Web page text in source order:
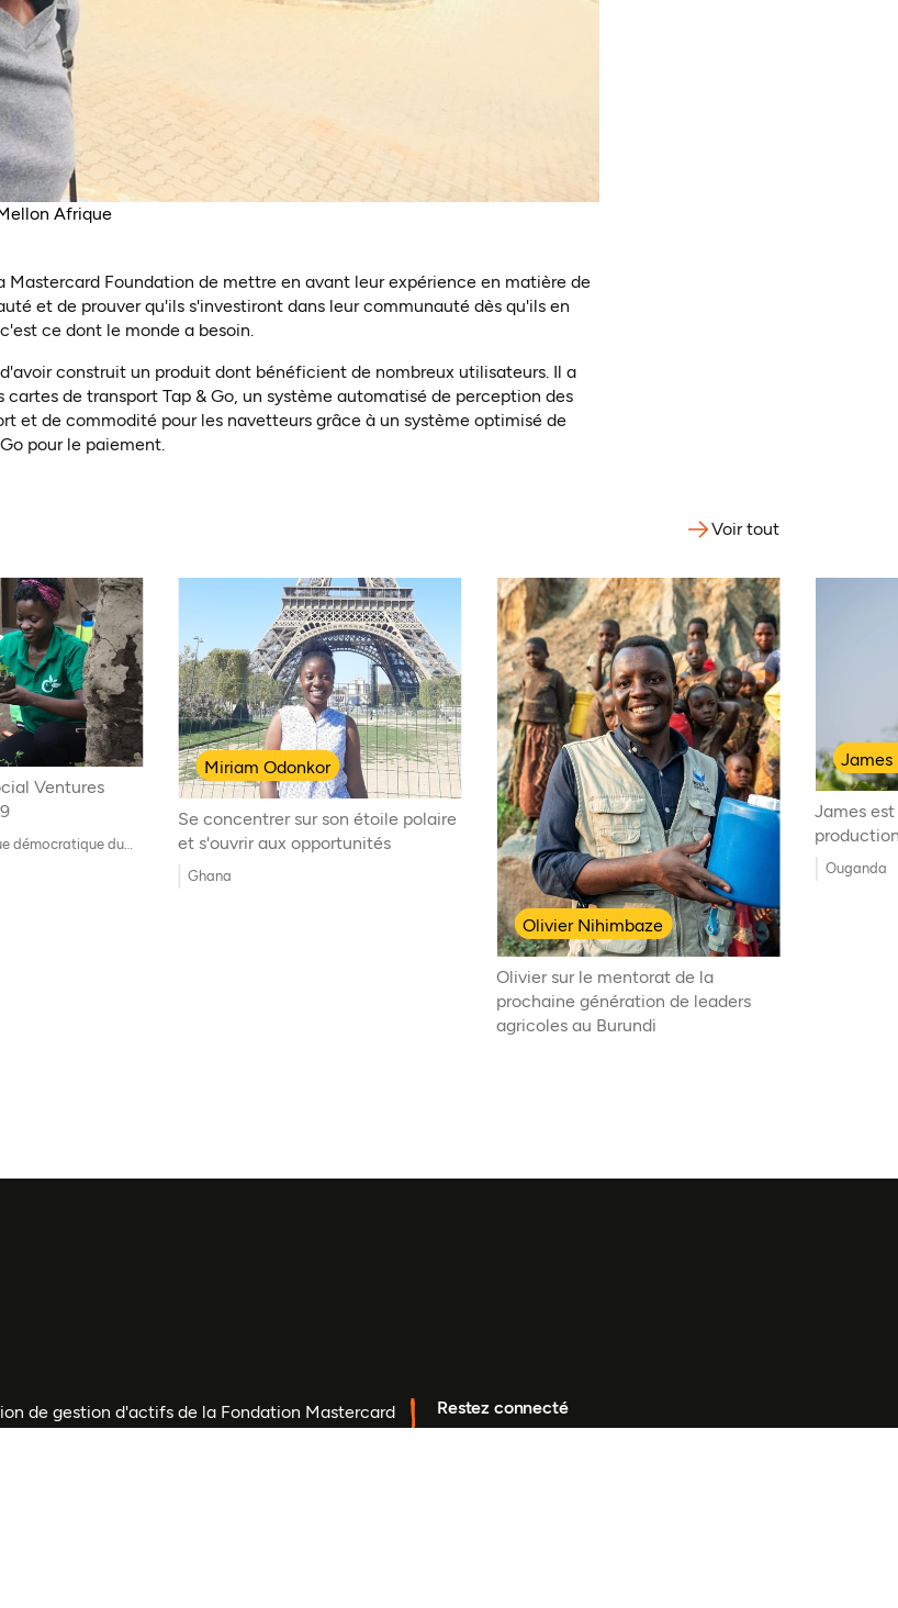
Afrique
Mastercard Foundation de mettre en avant leur expérience en matière de
et de prouver qu'ils s'investiront dans leur communauté dès qu'ils en
ce dont le monde a besoin.
construit un produit dont bénéficient de nombreux utilisateurs. Il a
de transport Tap & Go, un système automatisé de perception des
et de commodité pour les navetteurs grâce à un système optimisé de
pour le paiement.
Voir tout
Ventures
démocratique du
Miriam Odonkor
Se concentrer sur son étoile polaire
et s'ouvrir aux opportunités
Ghana
Olivier Nihimbaze
Olivier sur le mentorat de la
prochaine génération de leaders
agricoles au Burundi
James
James
Ouganda
de gestion d'actifs de la Fondation Mastercard
Restez connecté